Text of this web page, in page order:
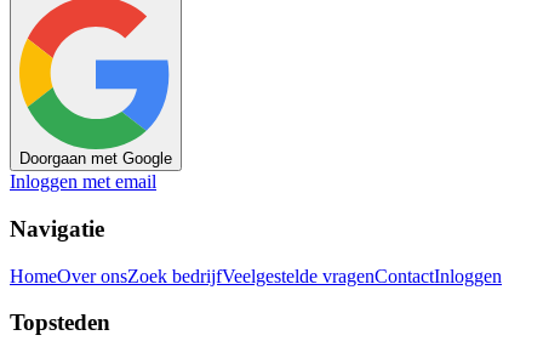
Doorgaan met Google
Inloggen met email
Navigatie
HomeOver onsZoek bedrijfVeelgestelde vragenContactInloggen
Topsteden